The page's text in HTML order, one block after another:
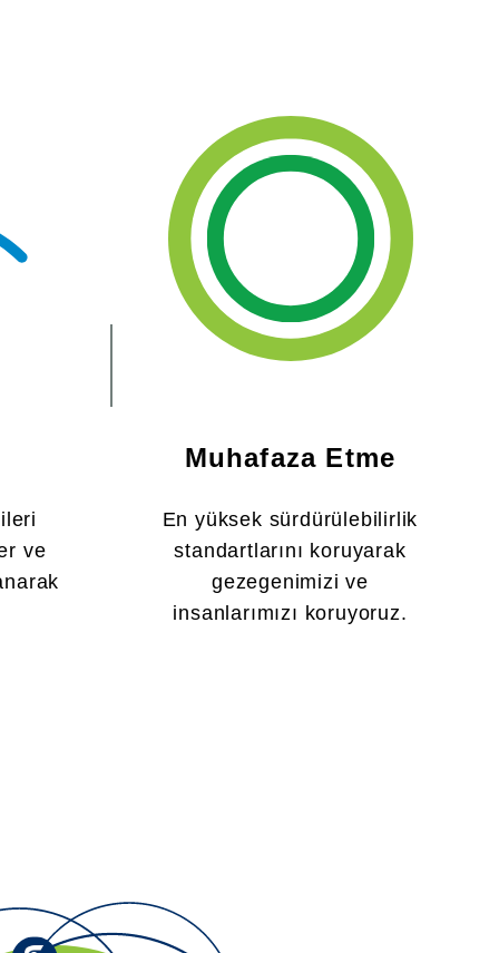
ve
Muhafaza Etme
En yüksek sürdürülebilirlik
standartlarını koruyarak
gezegenimizi ve
insanlarımızı koruyoruz.